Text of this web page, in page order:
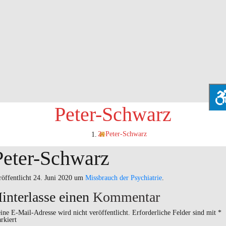
Peter-Schwarz
Peter-Schwarz
Schwarz
24. Juni 2020 um Missbrauch der Psychiatrie
einen Kommentar
E-Mail-Adresse wird nicht veröffentlicht. Erforderliche Felder sind mit *